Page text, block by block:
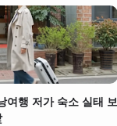
행 저가 숙소 실태 보